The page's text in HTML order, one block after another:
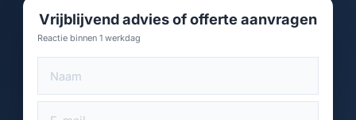
Vrijblijvend advies of offerte aanvragen
Reactie binnen 1 werkdag